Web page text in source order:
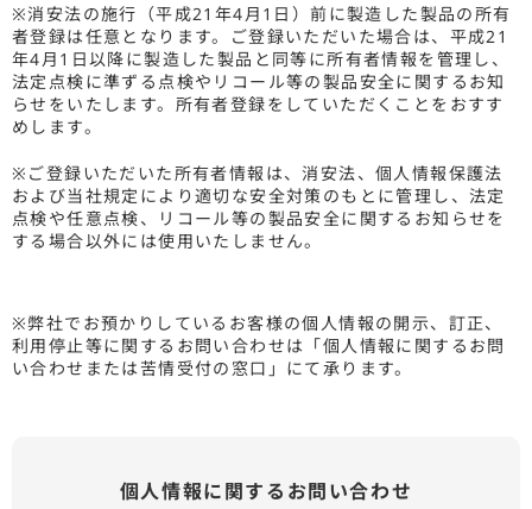
※消安法の施行（平成21年4月1日）前に製造した製品の所有
者登録は任意となります。ご登録いただいた場合は、平成21
年4月1日以降に製造した製品と同等に所有者情報を管理し、
法定点検に準ずる点検やリコール等の製品安全に関するお知
らせをいたします。所有者登録をしていただくことをおすす
めします。
※ご登録いただいた所有者情報は、消安法、個人情報保護法
および当社規定により適切な安全対策のもとに管理し、法定
点検や任意点検、リコール等の製品安全に関するお知らせを
する場合以外には使用いたしません。
※弊社でお預かりしているお客様の個人情報の開示、訂正、
利用停止等に関するお問い合わせは「個人情報に関するお問
い合わせまたは苦情受付の窓口」にて承ります。
個人情報に関するお問い合わせ